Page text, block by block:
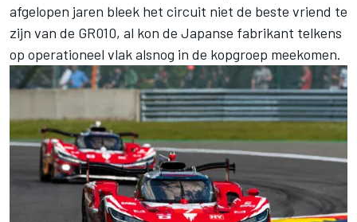
afgelopen jaren bleek het circuit niet de beste vriend te
zijn van de GR010, al kon de Japanse fabrikant telkens
op operationeel vlak alsnog in de kopgroep meekomen.